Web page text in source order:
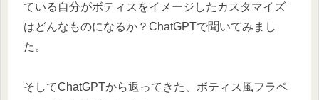
ている自分がボティスをイメージしたカスタマイズ
はどんなものになるか？ChatGPTで聞いてみまし
た。
そしてChatGPTから返ってきた、ボティス風フラペ